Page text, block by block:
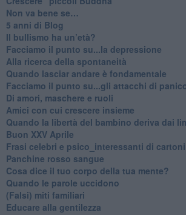
Non va bene se…
​5 anni di Blog
​Il bullismo ha un’età?
Facciamo il punto su...la depressione
​Alla ricerca della spontaneità
​Quando lasciar andare è fondamentale
Facciamo il punto su...gli attacchi di
Di amori, maschere e ruoli
​Amici con cui crescere insieme
​Quando la libertà del bambino deriva dai
Buon XXV Aprile
​Frasi celebri e psico_interessanti di cartoni
​Panchine rosso sangue
​Cosa dice il tuo corpo della tua mente?
​Quando le parole uccidono
​(Falsi) miti familiari
​Educare alla gentilezza